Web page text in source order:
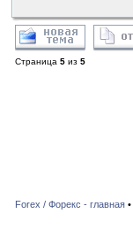
Страница 5 из 5
Forex / Форекс - главная•